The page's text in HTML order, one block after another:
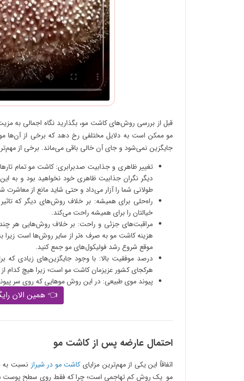
قبل از بررسی روش‌های کاشت مو، بگذارید نگاه اجمالی به
مو ممکن است به دلایل مختلفی رخ دهد که برخی از آن‌ها
جایگزین نمی‌شود و جای آن خالی باقی می‌ماند. برخی از
تغییر ظاهری و جذابیت صدبرابری: کاشت مو تمام
دیگر نگران جذابیت ظاهری خود نخواهید بود و به
طولانی شما را آزار می‌داد و حتی شاید مانع از
راه‌حلی برای همیشه: بر خلاف روش‌های دیگر که
خیالتان را برای همیشه راحت می‌کند.
مراقبت‌های جزئی و راحت: بر خلاف روش‌هایی هر چند
هزینه کاشت مو به صرف ه‌تر از سایر روش‌ها است زیرا
موقع شروع رشد فولیکول‌های مو جمع کنید.
درصد موفقیت بالا: با وجود جایگزین‌های زیادی که
هرکجای کشور عزیزمان کاشت مو است؛ زیرا هیچ کدام
پیوند موی طبیعی: در این روش موهایی که روی سر
👈 همین الان
احتمال عارضه پس از کاشت مو
اتفاقاً این یکی از مهم‌ترین مزایای کاشت مو در شیراز نسبت به
مو یک روش کم تهاجمی است؛ چرا که فقط روی سطح پوست سر